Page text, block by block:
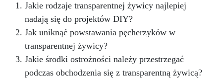
Jakie rodzaje transparentnej żywicy najlepiej
nadają się do projektów DIY?
Jak uniknąć powstawania pęcherzyków w
transparentnej żywicy?
Jakie środki ostrożności należy przestrzegać
podczas obchodzenia się z transparentną żywicą?